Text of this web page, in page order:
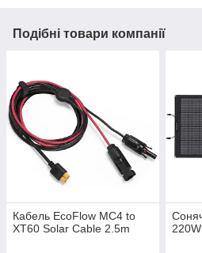
Подібні товари компанії
Кабель EcoFlow MC4 to
XT60 Solar Cable 2.5m